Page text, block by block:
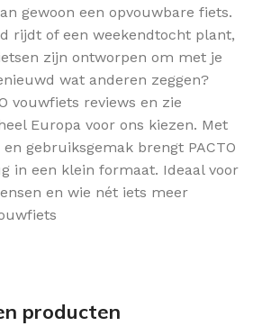
gewoon een opvouwbare fiets.
rijdt of een weekendtocht plant,
zijn ontworpen om met je
wat anderen zeggen?
vouwfiets reviews en zie
Europa voor ons kiezen. Met
gebruiksgemak brengt PACTO
in een klein formaat. Ideaal voor
en wie nét iets meer
producten